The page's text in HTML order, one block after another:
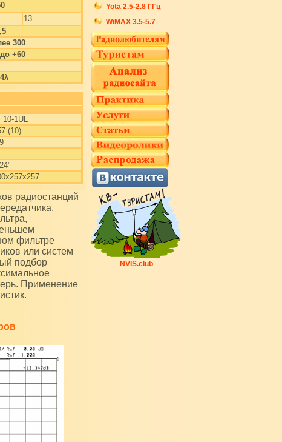
13
300
+60
1UL
(10)
фильтре
или систем
подбор
Применение
Yota 2.5-2.8 ГГц
WiMAX 3.5-5.7
NVIS.club